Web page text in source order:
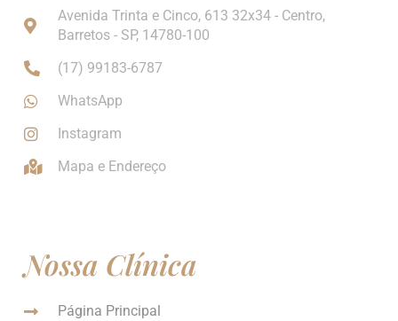
Avenida Trinta e Cinco, 613 32x34 - Centro,
Barretos - SP, 14780-100
(17) 99183-6787
WhatsApp
Instagram
Mapa e Endereço
Nossa Clínica
Página Principal